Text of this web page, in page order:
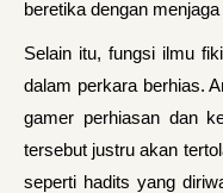
beretika dengan
Selain itu, fungsi ilmu
dalam perkara berhias.
gam­er perhiasan dan
tersebut justru akan
seperti hadits yang